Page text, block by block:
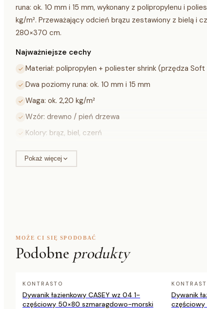
runa: ok. 10 mm i 15 mm, wykonany z polipropylenu i
kg/m². Przeważający odcień brązu zestawiony z bielą i
280×370 cm.
Najważniejsze cechy
Materiał: polipropylen + poliester shrink (przędza
Dwa poziomy runa: ok. 10 mm i 15 mm
Waga: ok. 2,20 kg/m²
Wzór: drewno / pień drzewa
Kolory: brąz, biel, czerń
Rozmiary: od 80×150 do 280×370 cm (dostępna
Specyfikacja techniczna
Waga
Kolor
Pokaż więcej
MOŻE CI SIĘ SPODOBAĆ
Podobne produkty
KONTRASTO
Dywanik łazienkowy CASEY wz 04 1-
częściowy 50×80 szmaragdowo-morski
Dywanik